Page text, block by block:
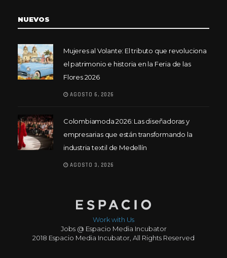
NUEVOS
Mujeres al Volante: El tributo que revoluciona
el patrimonio e historia en la Feria de las
Flores 2026
AGOSTO 6, 2026
Colombiamoda 2026: Las diseñadoras y
empresarias que están transformando la
industria textil de Medellín
AGOSTO 3, 2026
Work with Us
Jobs @ Espacio Media Incubator
2018 Espacio Media Incubator, All Rights Reserved